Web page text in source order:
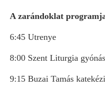
A zarándoklat
6:45 Utrenye
8:00 Szent Liturgia
9:15 Buzai Tamás